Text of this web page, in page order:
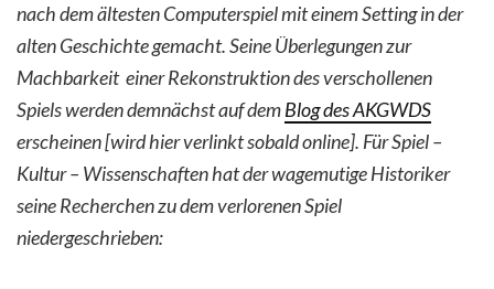
nach dem ältesten Computerspiel mit einem Setting in der
alten Geschichte gemacht. Seine Überlegungen zur
Machbarkeit einer Rekonstruktion des verschollenen
Spiels werden demnächst auf demBlog des AKGWDS
erscheinen [wird hier verlinkt sobald online]. Für Spiel –
Kultur – Wissenschaften hat der wagemutige Historiker
seine Recherchen zu dem verlorenen Spiel
niedergeschrieben: